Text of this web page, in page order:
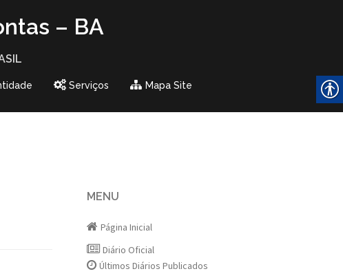
– BA
Serviços Mapa Site
MENU
Página Inicial
Diário Oficial
Últimos Diários Publicados